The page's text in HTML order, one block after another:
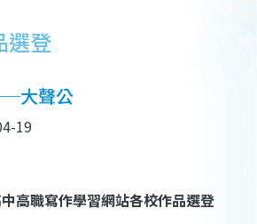
選登
大聲公
19
高職寫作學習網站各校作品選登